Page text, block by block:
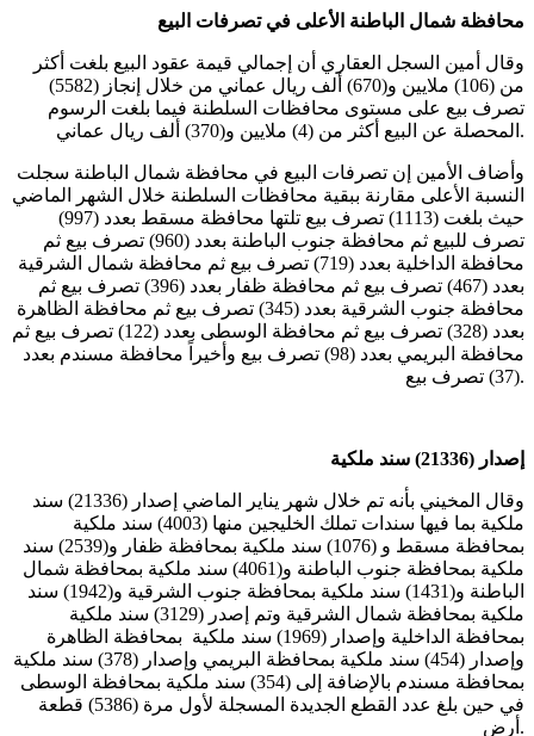
محافظة شمال الباطنة الأعلى في تصرفات البيع
من (106) ملايين و(670) ألف ريال عماني من خلال إنجاز (5582)
تصرف بيع على مستوى محافظات السلطنة فيما بلغت الرسوم
المحصلة عن البيع أكثر من (4) ملايين و(370) ألف ريال عماني.
وأضاف الأمين إن تصرفات البيع في محافظة شمال الباطنة سجلت
النسبة الأعلى مقارنة ببقية محافظات السلطنة خلال الشهر الماضي
حيث بلغت (1113) تصرف بيع تلتها محافظة مسقط بعدد (997)
تصرف للبيع ثم محافظة جنوب الباطنة بعدد (960) تصرف بيع ثم
محافظة الداخلية بعدد (719) تصرف بيع ثم محافظة شمال الشرقية
بعدد (467) تصرف بيع ثم محافظة ظفار بعدد (396) تصرف بيع ثم
محافظة جنوب الشرقية بعدد (345) تصرف بيع ثم محافظة الظاهرة
بعدد (328) تصرف بيع ثم محافظة الوسطى بعدد (122) تصرف بيع ثم
محافظة البريمي بعدد (98) تصرف بيع وأخيراً محافظة مسندم بعدد
(37) تصرف بيع.
إصدار (21336) سند ملكية
وقال المخيني بأنه تم خلال شهر يناير الماضي إصدار (21336) سند
ملكية بما فيها سندات تملك الخليجين منها (4003) سند ملكية
بمحافظة مسقط و (1076) سند ملكية بمحافظة ظفار و(2539) سند
ملكية بمحافظة جنوب الباطنة و(4061) سند ملكية بمحافظة شمال
الباطنة و(1431) سند ملكية بمحافظة جنوب الشرقية و(1942) سند
ملكية بمحافظة شمال الشرقية وتم إصدر (3129) سند ملكية
بمحافظة الداخلية وإصدار (1969) سند ملكية بمحافظة الظاهرة
وإصدار (454) سند ملكية بمحافظة البريمي وإصدار (378) سند ملكية
بمحافظة مسندم بالإضافة إلى (354) سند ملكية بمحافظة الوسطى
في حين بلغ عدد القطع الجديدة المسجلة لأول مرة (5386) قطعة
أرض.